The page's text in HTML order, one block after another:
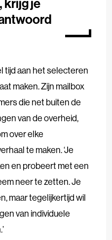
tijd aan het selecteren
maken. Zijn mailbox
die net buiten de
van de overheid,
over elke
te maken. ‘Je
en probeert met een
neer te zetten. Je
maar tegelijkertijd wil
van individuele